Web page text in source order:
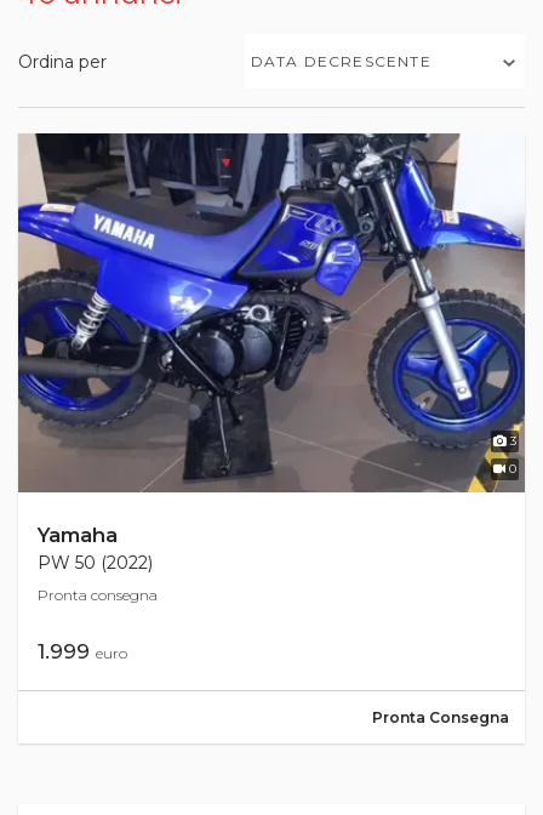
Ordina per DATA DECRESCENTE
3
0
Yamaha
PW 50 (2022)
Pronta consegna
1.999 euro
Pronta Consegna